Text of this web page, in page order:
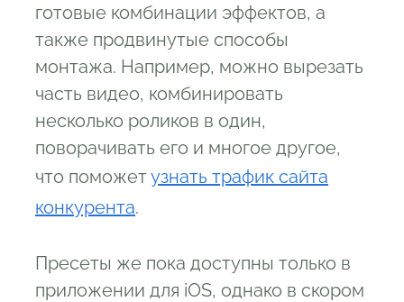
готовые комбинации эффектов, а
также продвинутые способы
монтажа. Например, можно вырезать
часть видео, комбинировать
несколько роликов в один,
поворачивать его и многое другое,
что поможетузнать трафик сайта
конкурента.
Пресеты же пока доступны только в
приложении для iOS, однако в скором